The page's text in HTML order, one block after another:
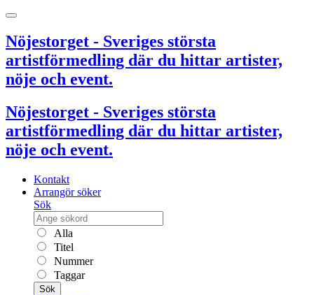
Nöjestorget - Sveriges största
artistförmedling där du hittar artister,
nöje och event.
Nöjestorget - Sveriges största
artistförmedling där du hittar artister,
nöje och event.
Kontakt
Arrangör söker
Sök
Alla
Titel
Nummer
Taggar
Sök